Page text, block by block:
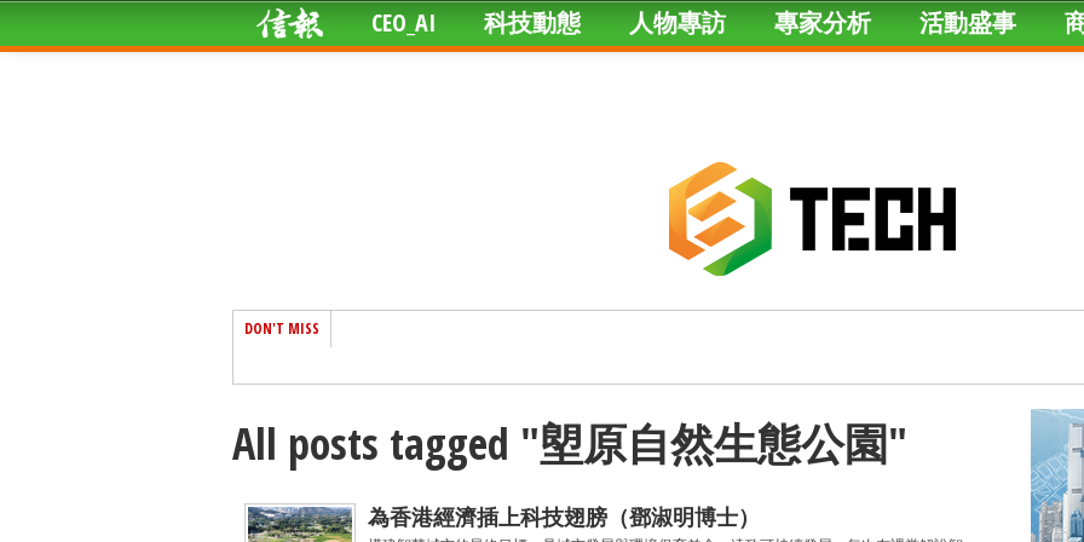
CEO_AI 科技動態 人物專訪 專家分析 活動盛事
DON'T MISS
All posts tagged "塱原自然生態公園"
為香港經濟插上科技翅膀（鄧淑明博士）